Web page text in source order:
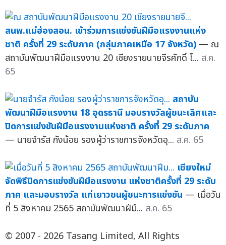
สนพ.แม่ฮ่องสอน. เข้าร่วมการแข่งขันฝีมือแรงงานแห่ง
ชาติ ครั้งที่ 29 ระดับภาค (กลุ่มภาคเหนือ 17 จังหวัด) — ณ
สถาบันพัฒนาฝีมือแรงงาน 20 เชียงรายนายจีรศักดิ์ โ... ส.ค.
65
สถาบัน
พัฒนาฝีมือแรงงาน 18 อุดรธานี มอบรางวัลผู้ชนะเลิศและ
ปิดการแข่งขันฝีมือแรงงานแห่งชาติ ครั้งที่ 29 ระดับภาค
— นายจำรัส กังน้อย รองผู้ว่าราชการจังหวัดอุ... ส.ค. 65
เชียงใหม่
จัดพิธีปิดการแข่งขันฝีมือแรงงาน แห่งชาติครั้งที่ 29 ระดับ
ภาค และมอบรางวัล แก่เยาวชนผู้ชนะการแข่งขัน — เมื่อวัน
ที่ 5 สิงหาคม 2565 สถาบันพัฒนาฝีมื... ส.ค. 65
© 2007 - 2026 Tasang Limited, All Rights